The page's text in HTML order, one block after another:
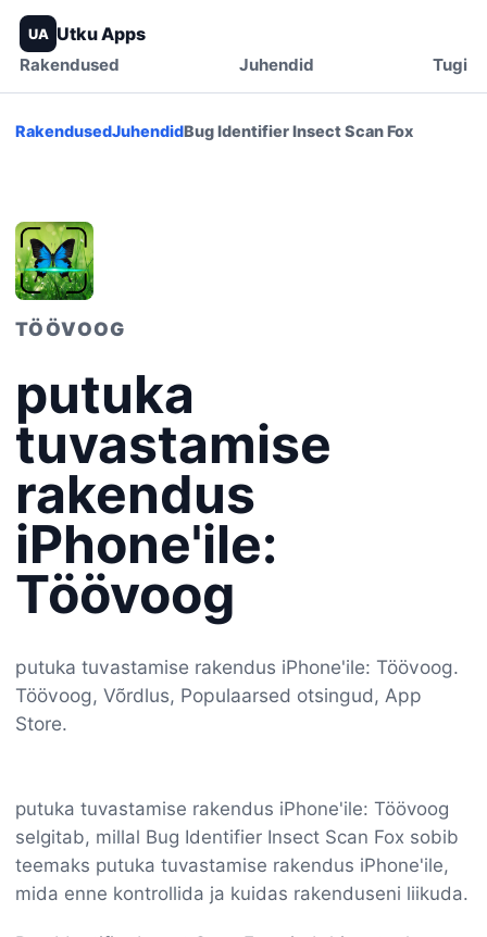
UA Utku Apps
Rakendused Juhendid Tugi
RakendusedJuhendidBug Identifier Insect Scan Fox
TÖÖVOOG
putuka
tuvastamise
rakendus
iPhone'ile:
Töövoog
putuka tuvastamise rakendus iPhone'ile: Töövoog.
Töövoog, Võrdlus, Populaarsed otsingud, App
Store.
putuka tuvastamise rakendus iPhone'ile: Töövoog
selgitab, millal Bug Identifier Insect Scan Fox sobib
teemaks putuka tuvastamise rakendus iPhone'ile,
mida enne kontrollida ja kuidas rakenduseni liikuda.